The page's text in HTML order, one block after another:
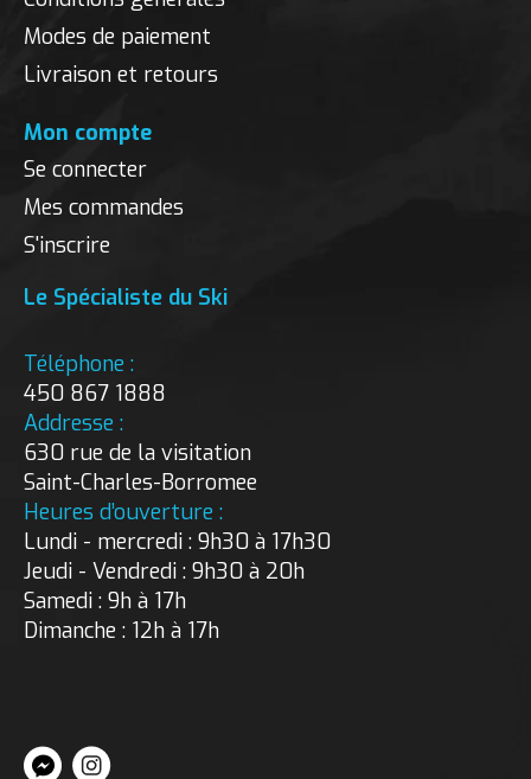
Modes de paiement
Livraison et retours
Mon compte
Se connecter
Mes commandes
S'inscrire
Le Spécialiste du Ski
Téléphone :
450 867 1888
Addresse :
630 rue de la visitation
Saint-Charles-Borromee
Heures d’ouverture :
Lundi - mercredi : 9h30 à 17h30
Jeudi - Vendredi : 9h30 à 20h
Samedi : 9h à 17h
Dimanche : 12h à 17h